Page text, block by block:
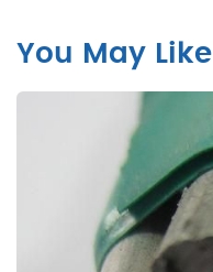
You May Like